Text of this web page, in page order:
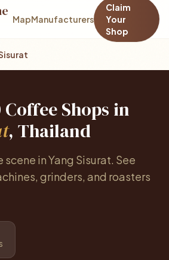
MapManufacturers
Claim
Your
Shop
Shops in
, Thailand
in Yang Sisurat. See
grinders, and roasters